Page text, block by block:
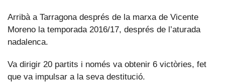
Arribà a Tarragona després de la marxa de Vicente
Moreno la temporada 2016/17, després de l’aturada
nadalenca.
Va dirigir 20 partits i només va obtenir 6 victòries, fet
que va impulsar a la seva destitució.